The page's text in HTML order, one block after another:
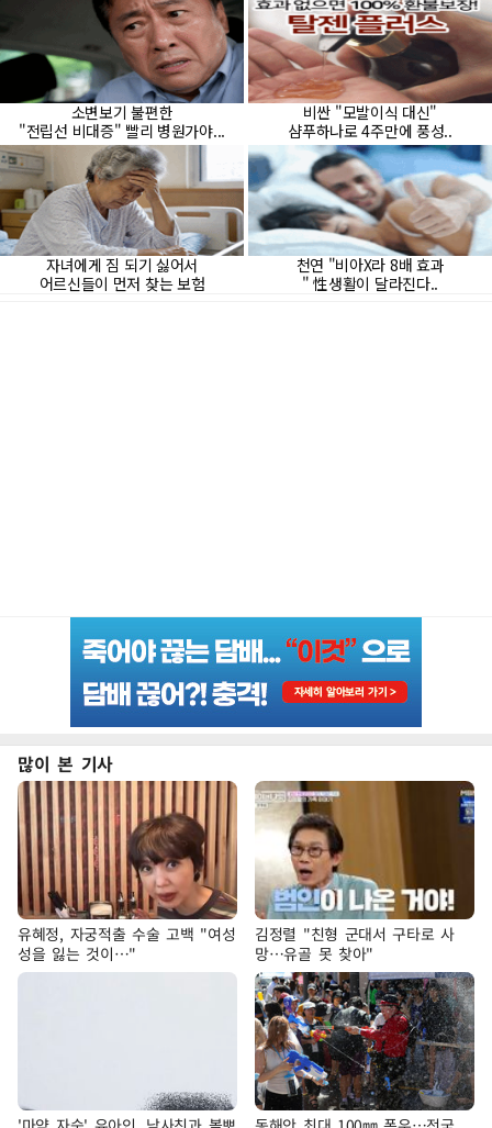
많이 본 기사
유혜정, 자궁적출 수술 고백 "여성
성을 잃는 것이…"
김정렬 "친형 군대서 구타로 사
망…유골 못 찾아"